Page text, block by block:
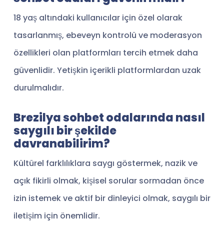
18 yaş altındaki kullanıcılar için özel olarak
tasarlanmış, ebeveyn kontrolü ve moderasyon
özellikleri olan platformları tercih etmek daha
güvenlidir. Yetişkin içerikli platformlardan uzak
durulmalıdır.
Brezilya sohbet odalarında nasıl
saygılı bir şekilde
davranabilirim?
Kültürel farklılıklara saygı göstermek, nazik ve
açık fikirli olmak, kişisel sorular sormadan önce
izin istemek ve aktif bir dinleyici olmak, saygılı bir
iletişim için önemlidir.